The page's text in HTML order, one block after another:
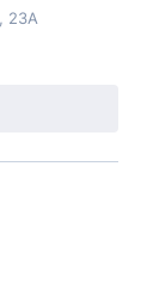
, 23А